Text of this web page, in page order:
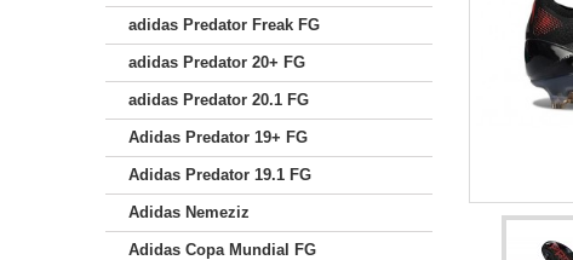
adidas Predator Freak FG
adidas Predator 20+ FG
adidas Predator 20.1 FG
Adidas Predator 19+ FG
Adidas Predator 19.1 FG
Adidas Nemeziz
Adidas Copa Mundial FG